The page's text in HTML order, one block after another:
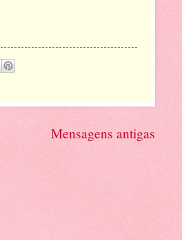
Mensagens antigas